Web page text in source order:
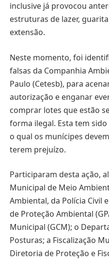
inclusive já provocou
estruturas de lazer,
extensão.
Neste momento, foi
falsas da Companhia
Paulo (Cetesb), para
autorização e enganar
comprar lotes que estão
forma ilegal. Esta tem
o qual os munícipes
terem prejuízo.
Participaram desta ação,
Municipal de Meio
Ambiental, da Polícia Civil
de Proteção Ambiental
Municipal (GCM); o
Posturas; a Fiscalização
Diretoria de Proteção e